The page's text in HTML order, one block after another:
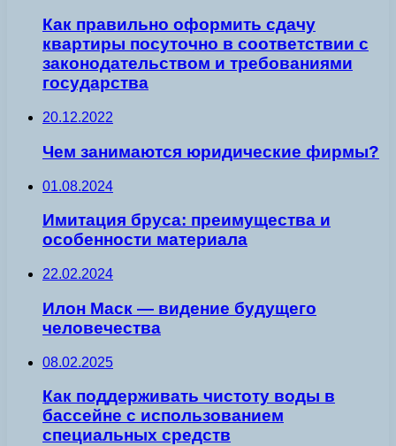
Как правильно оформить сдачу
квартиры посуточно в соответствии с
законодательством и требованиями
государства
20.12.2022
Чем занимаются юридические фирмы?
01.08.2024
Имитация бруса: преимущества и
особенности материала
22.02.2024
Илон Маск — видение будущего
человечества
08.02.2025
Как поддерживать чистоту воды в
бассейне с использованием
специальных средств